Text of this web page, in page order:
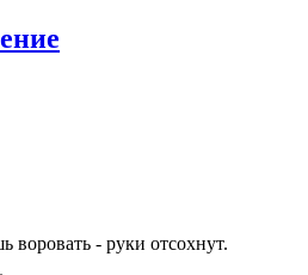
воровать - руки отсохнут.